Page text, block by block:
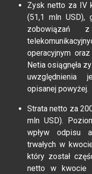
Zysk netto za IV
(51,1 mln USD),
zobowiązań
operacyjnym
Netia osiągnęła
uwzględnienia
opisanej powyżej.
Strata netto za
mln USD).
wpływ odpisu
trwałych w
który został
netto w kwocie